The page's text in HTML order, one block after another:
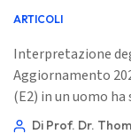
ARTICOLI
Interpretazione
Aggiornamento
(E2) in un uomo
massa grassa,
Di Prof. Dr.